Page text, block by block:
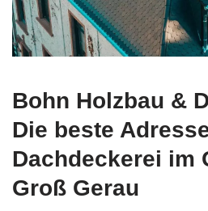
Bohn Holzbau &
Die beste
Dachdeckerei im
Groß Gerau